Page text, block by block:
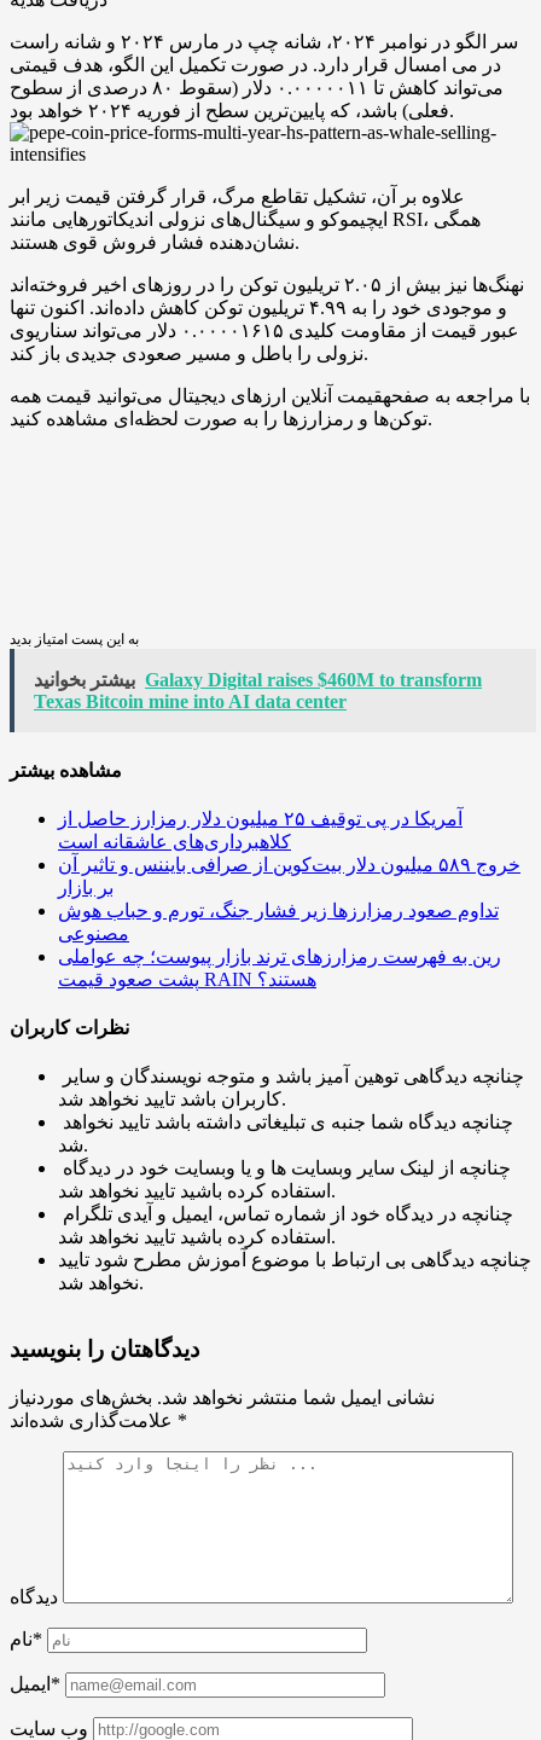
سر الگو در نوامبر ۲۰۲۴، شانه چپ در مارس ۲۰۲۴ و شانه راست
در می امسال قرار دارد. در صورت تکمیل این الگو، هدف قیمتی
می‌تواند کاهش تا ۰.۰۰۰۰۰۱۱ دلار (سقوط ۸۰ درصدی از سطوح
فعلی) باشد، که پایین‌ترین سطح از فوریه ۲۰۲۴ خواهد بود.
علاوه بر آن، تشکیل تقاطع مرگ، قرار گرفتن قیمت زیر ابر
ایچیموکو و سیگنال‌های نزولی اندیکاتورهایی مانند RSI، همگی
نشان‌دهنده فشار فروش قوی هستند.
نهنگ‌ها نیز بیش از ۲.۰۵ تریلیون توکن را در روزهای اخیر فروخته‌اند
و موجودی خود را به ۴.۹۹ تریلیون توکن کاهش داده‌اند. اکنون تنها
عبور قیمت از مقاومت کلیدی ۰.۰۰۰۰۱۶۱۵ دلار می‌تواند سناریوی
نزولی را باطل و مسیر صعودی جدیدی باز کند.
با مراجعه به صفحهقیمت آنلاین ارزهای دیجیتال می‌توانید قیمت همه
توکن‌ها و رمزارزها را به صورت لحظه‌ای مشاهده کنید.
به این پست امتیاز بدید
بیشتر بخوانید Galaxy Digital raises $460M to transform
Texas Bitcoin mine into AI data center
مشاهده بیشتر
آمریکا در پی توقیف ۲۵ میلیون دلار رمزارز حاصل از
کلاهبرداری‌های عاشقانه است
خروج ۵۸۹ میلیون دلار بیت‌کوین از صرافی بایننس و تاثیر آن
بر بازار
تداوم صعود رمزارزها زیر فشار جنگ، تورم و حباب هوش
مصنوعی
رین به فهرست رمزارزهای ترند بازار پیوست؛ چه عواملی
پشت صعود قیمت RAIN هستند؟
نظرات کاربران
کاربران باشد تایید نخواهد شد.
شد.
استفاده کرده باشید تایید نخواهد شد.
استفاده کرده باشید تایید نخواهد شد.
چنانچه دیدگاهی بی ارتباط با موضوع آموزش مطرح شود تایید
نخواهد شد.
دیدگاهتان را بنویسید
نشانی ایمیل شما منتشر نخواهد شد. بخش‌های موردنیاز
*
دیدگاه
نام*
ایمیل*
وب سایت